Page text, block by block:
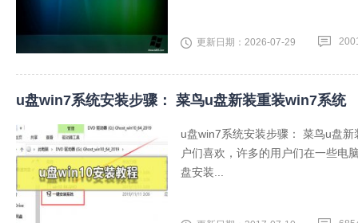
更新日期：2026-07-29
u盘win7系统安装步骤： 菜鸟u盘新装重装win7系统
u盘win7系统安装步骤： 菜鸟u盘
户们喜欢，许多的用户们在一些电
盘安装...